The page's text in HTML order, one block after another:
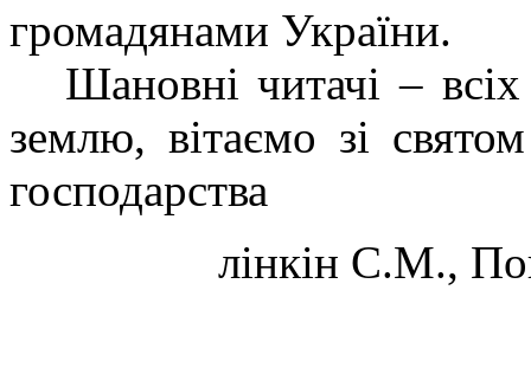
громадянами України.
Шановні читачі –
землю, вітаємо зі
господарства
лінкін С.М.,